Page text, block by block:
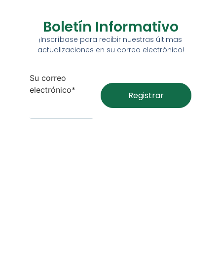
Boletín Informativo
¡Inscríbase para recibir nuestras últimas
actualizaciones en su correo electrónico!
Su correo
electrónico*